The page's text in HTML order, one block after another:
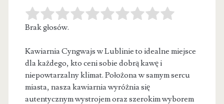
Brak głosów.
Kawiarnia Cyngwajs w Lublinie to idealne miejsce
dla każdego, kto ceni sobie dobrą kawę i
niepowtarzalny klimat. Położona w samymsercu
miasta, nasza kawiarnia wyróżnia się
autentycznym wystrojem oraz szerokim wyborem